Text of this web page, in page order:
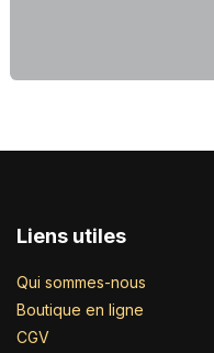
Liens utiles
Qui sommes-nous
Boutique en ligne
CGV